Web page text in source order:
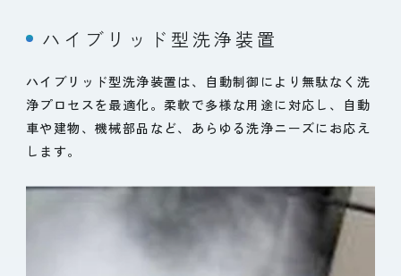
ハイブリッド型洗浄装置
ハイブリッド型洗浄装置は、自動制御により無駄なく洗
浄プロセスを最適化。柔軟で多様な用途に対応し、自動
車や建物、機械部品など、あらゆる洗浄ニーズにお応え
します。